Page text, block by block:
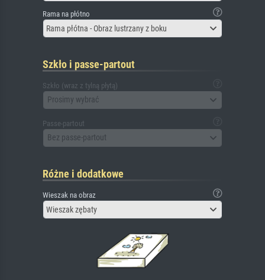
Rama na płótno
Rama płótna - Obraz lustrzany z boku
Szkło i passe-partout
Szkło (wraz z tylną płytą)
Prosimy wybrać
Passe-partout
Bez passe-partout
Różne i dodatkowe
Wieszak na obraz
Wieszak zębaty